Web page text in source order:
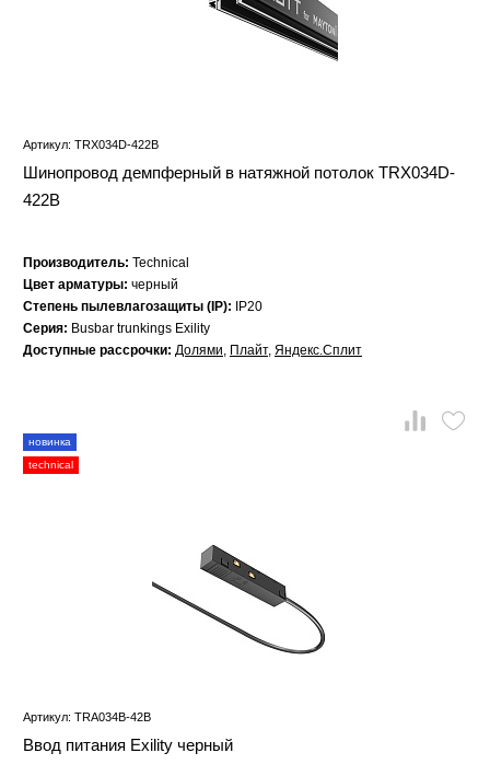
Артикул: TRX034D-422B
Шинопровод демпферный в натяжной потолок TRX034D-
422B
Производитель: Technical
Цвет арматуры: черный
Степень пылевлагозащиты (IP):
IP20
Серия: Busbar trunkings Exility
Доступные рассрочки: Долями, Плайт, Яндекс.Сплит
новинка
technical
Артикул: TRA034B-42B
Ввод питания Exility черный